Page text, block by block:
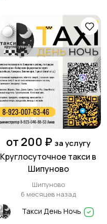
от 200 ₽ за услугу
Круглосуточное такси в
Шипуново
Шипуново
6 месяцев назад
Такси День Ночь